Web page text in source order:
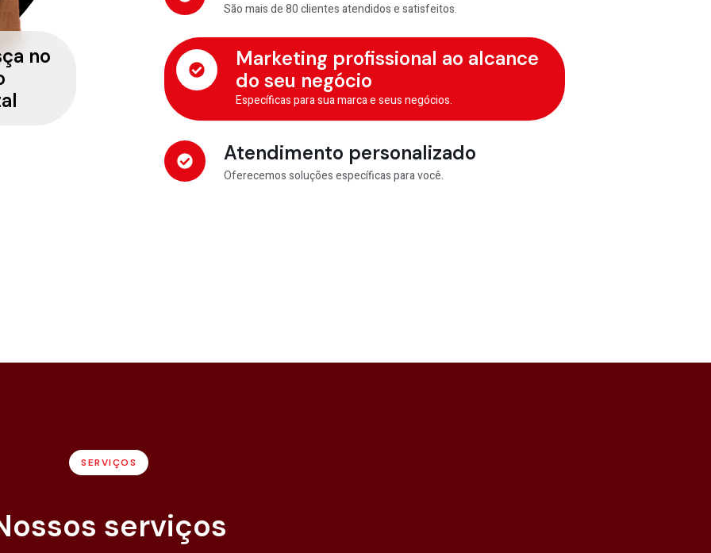
no
São mais de 80 clientes atendidos e satisfeitos.
Marketing profissional ao alcance
do seu negócio
Específicas para sua marca e seus negócios.
Atendimento personalizado
Oferecemos soluções específicas para você.
SERVIÇOS
serviços